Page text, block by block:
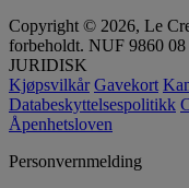
Copyright © 2026, Le
forbeholdt. NUF 9860 08
JURIDISK
Kjøpsvilkår Gavekort
Databeskyttelsespolitikk
Åpenhetsloven
Personvernmelding